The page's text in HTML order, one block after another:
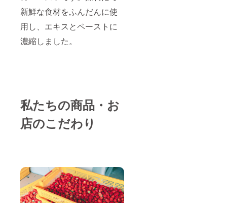
新鮮な食材をふんだんに使
用し、エキスとペーストに
濃縮しました。
私たちの商品・お
店のこだわり